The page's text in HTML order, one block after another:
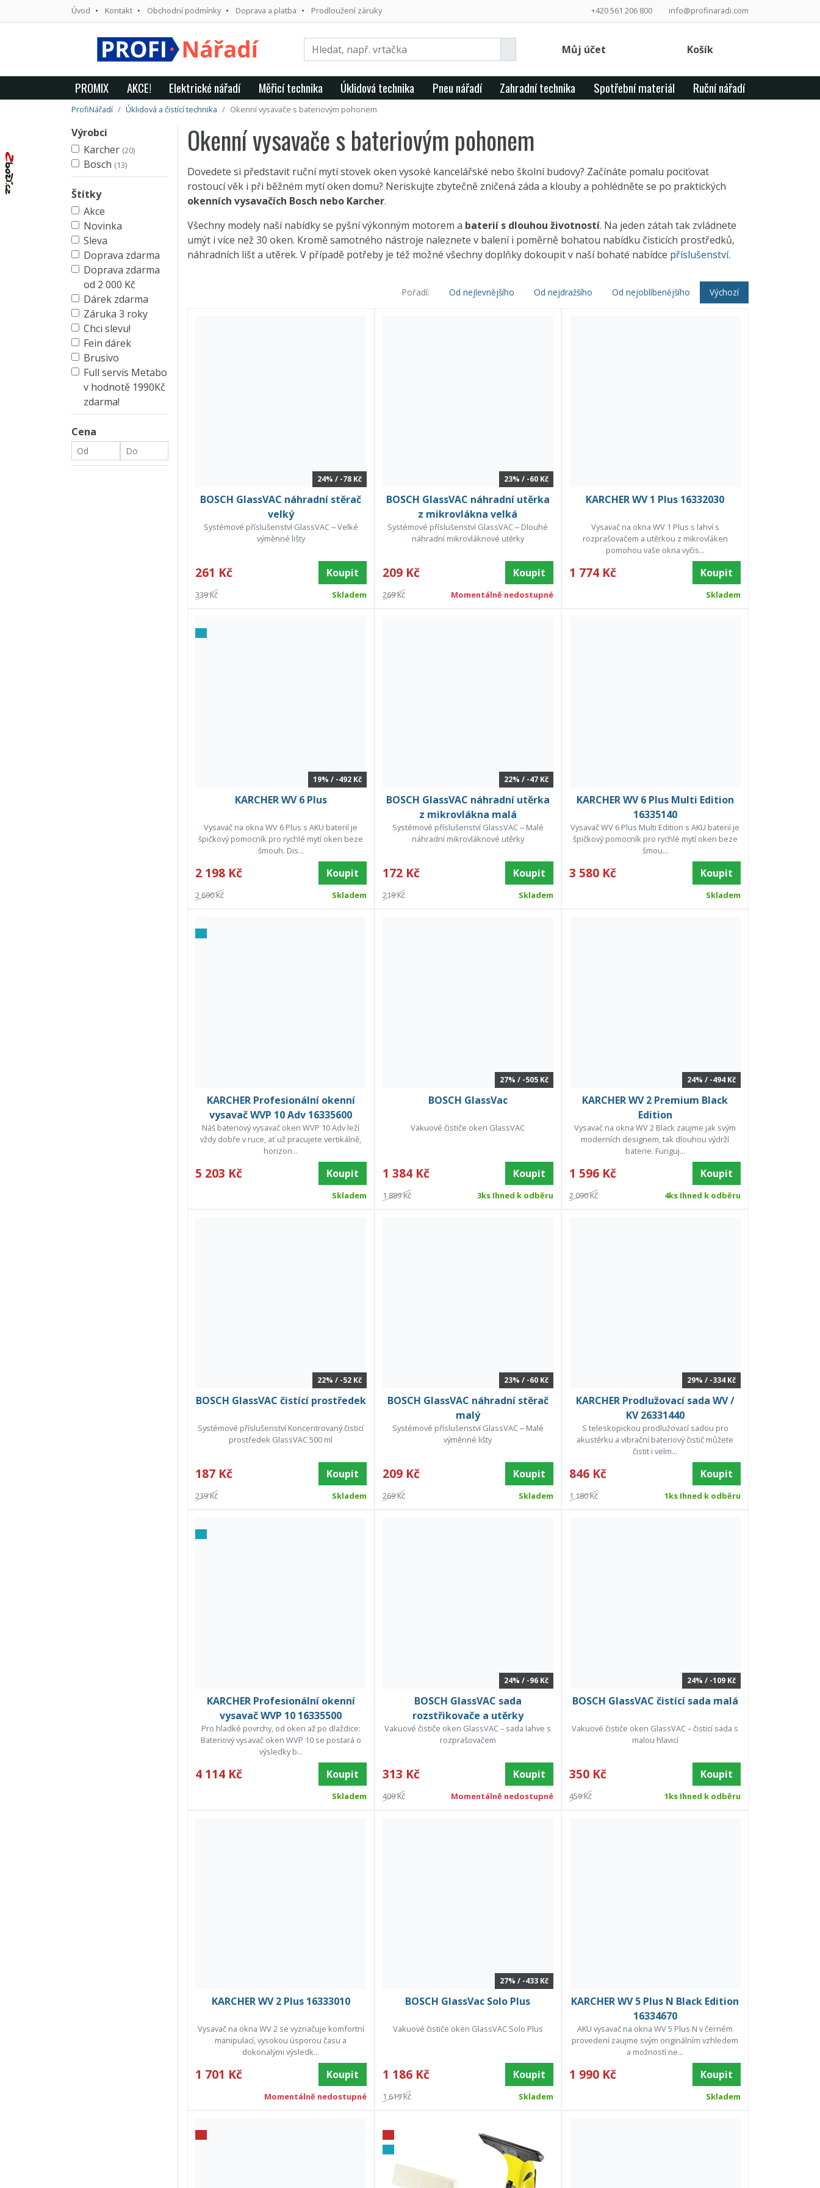
Úvod Kontakt Obchodní podmínky Doprava a platba Prodloužení záruky +420 561 206 800 info@profinaradi.com
Můj účet Košík
PROMIX AKCE! Elektrické nářadí Měřicí technika Úklidová technika Pneu nářadí Zahradní technika Spotřební materiál Ruční nářadí
ProfiNářadí Úklidová a čistící technika Okenní vysavače s bateriovým pohonem
Výrobci
Karcher (20)
Bosch (13)
Štítky
Akce
Novinka
Sleva
Doprava zdarma
Doprava zdarma
od 2 000 Kč
Dárek zdarma
Záruka 3 roky
Chci slevu!
Fein dárek
Brusivo
Full servis Metabo
v hodnotě 1990Kč
zdarma!
Cena
Okenní vysavače s bateriovým pohonem
Dovedete si představit ruční mytí stovek oken vysoké kancelářské nebo školní budovy? Začínáte pomalu pociťovat
rostoucí věk i při běžném mytí oken domu? Neriskujte zbytečně zničená záda a klouby a pohlédněte se po praktických
okenních vysavačích Bosch nebo Karcher.
Všechny modely naší nabídky se pyšní výkonným motorem a baterií s dlouhou životností. Na jeden zátah tak zvládnete
umýt i více než 30 oken. Kromě samotného nástroje naleznete v balení i poměrně bohatou nabídku čisticích prostředků,
náhradních lišt a utěrek. V případě potřeby je též možné všechny doplňky dokoupit v naší bohaté nabídce příslušenství.
Pořadí: Od nejlevnějšího Od nejdražšího Od nejoblíbenějšího Výchozí
24% / -78 Kč
BOSCH GlassVAC náhradní stěrač
velký
Systémové příslušenství GlassVAC ‒ Velké
výměnné lišty
261 Kč Koupit
339 Kč Skladem
23% / -60 Kč
BOSCH GlassVAC náhradní utěrka
z mikrovlákna velká
Systémové příslušenství GlassVAC ‒ Dlouhé
náhradní mikrovláknové utěrky
209 Kč Koupit
269 Kč Momentálně nedostupné
KARCHER WV 1 Plus 16332030
Vysavač na okna WV 1 Plus s lahví s
rozprašovačem a utěrkou z mikrovláken
pomohou vaše okna vyčis...
1 774 Kč Koupit
Skladem
19% / -492 Kč
KARCHER WV 6 Plus
Vysavač na okna WV 6 Plus s AKU baterií je
špičkový pomocník pro rychlé mytí oken beze
šmouh. Dis...
2 198 Kč Koupit
2 690 Kč Skladem
22% / -47 Kč
BOSCH GlassVAC náhradní utěrka
z mikrovlákna malá
Systémové příslušenství GlassVAC ‒ Malé
náhradní mikrovláknové utěrky
172 Kč Koupit
219 Kč Skladem
KARCHER WV 6 Plus Multi Edition
16335140
Vysavač WV 6 Plus Multi Edition s AKU baterií je
špičkový pomocník pro rychlé mytí oken beze
šmou...
3 580 Kč Koupit
Skladem
KARCHER Profesionální okenní
vysavač WVP 10 Adv 16335600
Náš bateriový vysavač oken WVP 10 Adv leží
vždy dobře v ruce, ať už pracujete vertikálně,
horizon...
5 203 Kč Koupit
Skladem
27% / -505 Kč
BOSCH GlassVac
Vakuové čističe oken GlassVAC
1 384 Kč Koupit
1 889 Kč 3ks Ihned k odběru
24% / -494 Kč
KARCHER WV 2 Premium Black
Edition
Vysavač na okna WV 2 Black zaujme jak svým
moderních designem, tak dlouhou výdrží
baterie. Funguj...
1 596 Kč Koupit
2 090 Kč 4ks Ihned k odběru
22% / -52 Kč
BOSCH GlassVAC čistící prostředek
Systémové příslušenství Koncentrovaný čisticí
prostředek GlassVAC 500 ml
187 Kč Koupit
239 Kč Skladem
23% / -60 Kč
BOSCH GlassVAC náhradní stěrač
malý
Systémové příslušenství GlassVAC ‒ Malé
výměnné lišty
209 Kč Koupit
269 Kč Skladem
29% / -334 Kč
KARCHER Prodlužovací sada WV /
KV 26331440
S teleskopickou prodlužovací sadou pro
akustěrku a vibrační bateriový čistič můžete
čistit i velm...
846 Kč Koupit
1 180 Kč 1ks Ihned k odběru
KARCHER Profesionální okenní
vysavač WVP 10 16335500
Pro hladké povrchy, od oken až po dlaždice:
Bateriový vysavač oken WVP 10 se postará o
výsledky b...
4 114 Kč Koupit
Skladem
24% / -96 Kč
BOSCH GlassVAC sada
rozstřikovače a utěrky
Vakuové čističe oken GlassVAC – sada lahve s
rozprašovačem
313 Kč Koupit
409 Kč Momentálně nedostupné
24% / -109 Kč
BOSCH GlassVAC čistící sada malá
Vakuové čističe oken GlassVAC – čisticí sada s
malou hlavicí
350 Kč Koupit
459 Kč 1ks Ihned k odběru
KARCHER WV 2 Plus 16333010
Vysavač na okna WV 2 se vyznačuje komfortní
manipulací, vysokou úsporou času a
dokonalými výsledk...
1 701 Kč Koupit
Momentálně nedostupné
27% / -433 Kč
BOSCH GlassVac Solo Plus
Vakuové čističe oken GlassVAC Solo Plus
1 186 Kč Koupit
1 619 Kč Skladem
KARCHER WV 5 Plus N Black Edition
16334670
AKU vysavač na okna WV 5 Plus N v černém
provedení zaujme svým originálním vzhledem
a možností ne...
1 990 Kč Koupit
Skladem